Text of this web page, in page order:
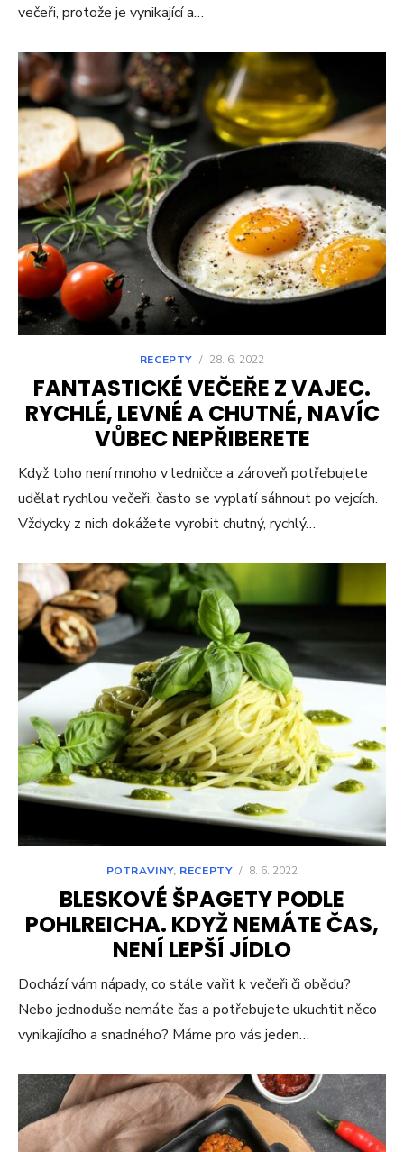
večeři, protože je vynikající a…
RECEPTY / 28. 6. 2022
FANTASTICKÉ VEČEŘE Z VAJEC.
RYCHLÉ, LEVNÉ A CHUTNÉ, NAVÍC
VŮBEC NEPŘIBERETE
Když toho není mnoho v ledničce a zároveň potřebujete
udělat rychlou večeři, často se vyplatí sáhnout po vejcích.
Vždycky z nich dokážete vyrobit chutný, rychlý…
POTRAVINY, RECEPTY / 8. 6. 2022
BLESKOVÉ ŠPAGETY PODLE
POHLREICHA. KDYŽ NEMÁTE ČAS,
NENÍ LEPŠÍ JÍDLO
Dochází vám nápady, co stále vařit k večeři či obědu?
Nebo jednoduše nemáte čas a potřebujete ukuchtit něco
vynikajícího a snadného? Máme pro vás jeden…